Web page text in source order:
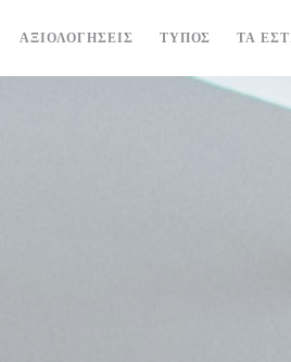
ΑΞΙΟΛΟΓΉΣΕΙΣ ΤΎΠΟΣ ΤΑ